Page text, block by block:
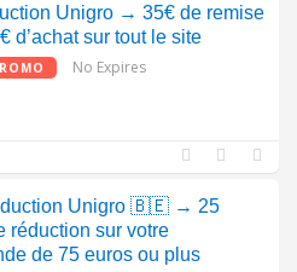
Unigro → 35€ de remise
d’achat sur tout le site
No Expires
Unigro 🇧🇪 → 25
réduction sur votre
de 75 euros ou plus